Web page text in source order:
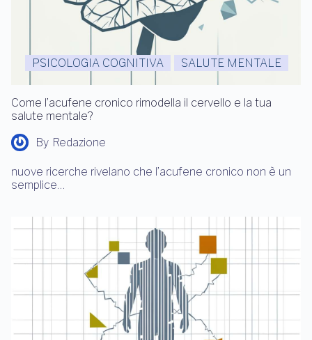
PSICOLOGIA COGNITIVA SALUTE MENTALE
Come l’acufene cronico rimodella il cervello e la tua
salute mentale?
By Redazione
nuove ricerche rivelano che l’acufene cronico non è un
semplice…